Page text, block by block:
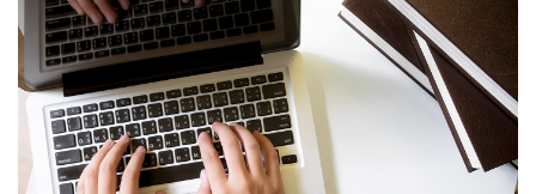
Включение ключевых слов в текст
естественным образом.
Написание качественного контента с
акцентом на пользу для читателя.